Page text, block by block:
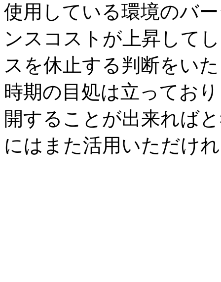
使用している環境のバ
ンスコストが上昇して
スを休止する判断をい
時期の目処は立ってお
開することが出来れば
にはまた活用いただけ